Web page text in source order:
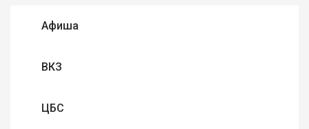
Афиша
ВКЗ
ЦБС